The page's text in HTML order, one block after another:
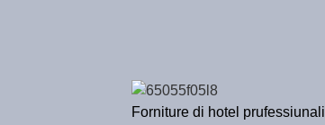
Forniture di hotel prufessiunali